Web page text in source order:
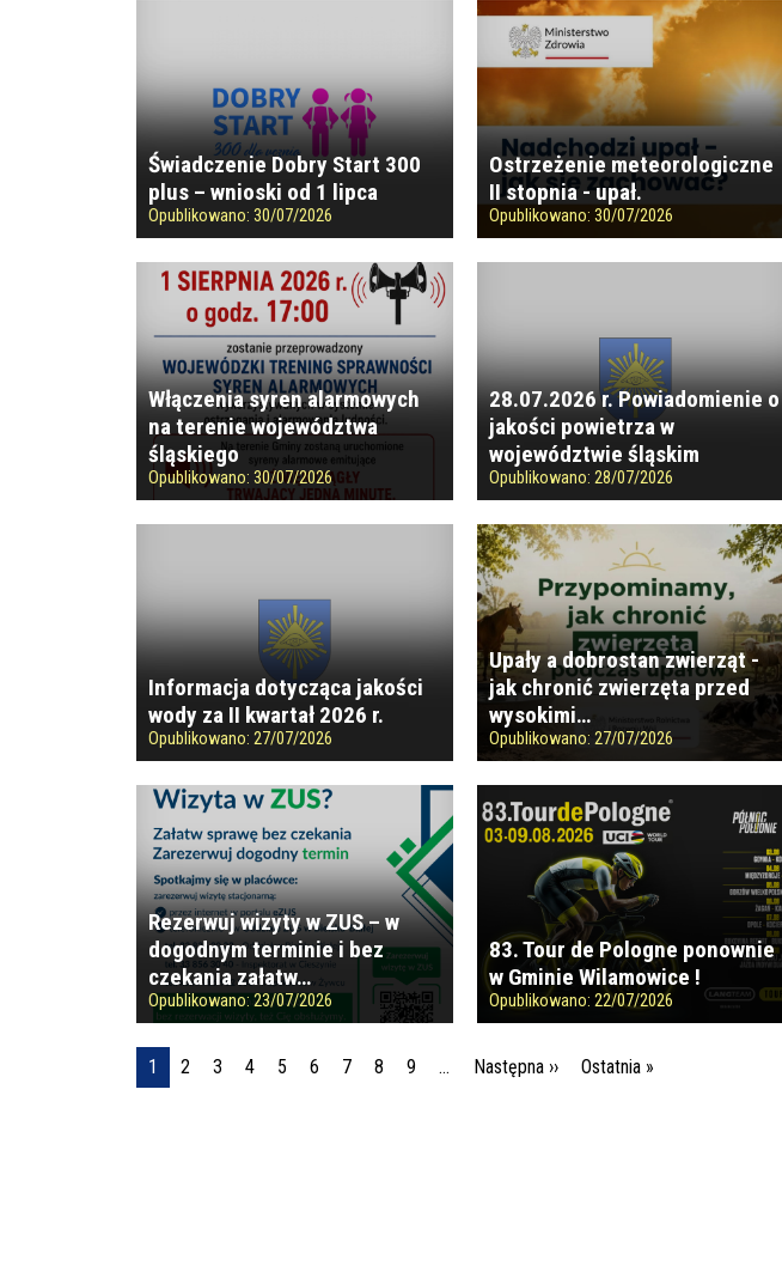
Świadczenie Dobry Start 300
plus – wnioski od 1 lipca
Opublikowano: 30/07/2026
Ostrzeżenie meteorologiczne
II stopnia - upał.
Opublikowano:30/07/2026
Włączenia syren alarmowych
na terenie województwa
śląskiego
Opublikowano: 30/07/2026
28.07.2026 r. Powiadomienie o
jakości powietrza w
województwie śląskim
Opublikowano:28/07/2026
Informacja dotycząca jakości
wody za II kwartał 2026 r.
Opublikowano: 27/07/2026
Upały a dobrostan zwierząt -
jak chronić zwierzęta przed
wysokimi…
Opublikowano:27/07/2026
Rezerwuj wizyty w ZUS – w
dogodnym terminie i bez
czekania załatw…
Opublikowano: 23/07/2026
83. Tour de Pologne ponownie
w Gminie Wilamowice !
Opublikowano:22/07/2026
Stronicowanie
1 2 3 4 5 6 7 8 9 … Następna ››Następna strona
Ostatnia »